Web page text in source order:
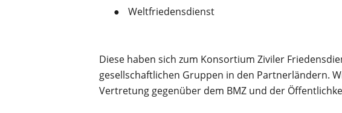
Weltfriedensdienst
Diese haben sich zum Konsortium Ziviler
gesellschaftlichen Gruppen in den Partnerländern.
Vertretung gegenüber dem BMZ und der